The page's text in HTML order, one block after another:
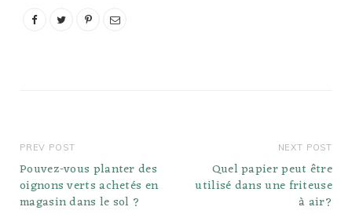
développement des
PREV POST
Pouvez-vous planter des
oignons verts achetés en
magasin dans le sol ?
NEXT POST
Quel papier peut être
utilisé dans une friteuse
à air?